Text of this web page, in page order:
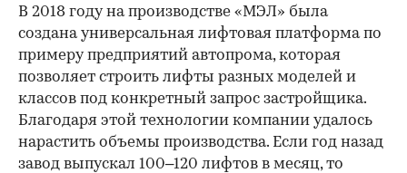
В 2018 году на производстве «МЭЛ» была
создана универсальная лифтовая платформа по
примеру предприятий автопрома, которая
позволяет строить лифты разных моделей и
классов под конкретный запрос застройщика.
Благодаря этой технологии компании удалось
нарастить объемы производства. Если год назад
завод выпускал 100–120 лифтов в месяц, то